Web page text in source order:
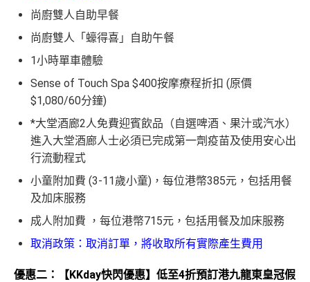
尚廚雙人自助早餐
尚廚雙人「蠔得喜」自助午餐
1小時單車體驗
Sense of Touch Spa $400按摩療程折扣 (原價
$1,080/60分鐘)
*大堂酒廊2人免費迎賓飲品（自選啤酒、果汁或汽水）
進入大堂酒廊人士必須已完成第一劑疫苗及使用安心出
行流動程式
小童附加費 (3-11歲小童)，每位港幣385元，包括用餐
及加床服務
成人附加費 ，每位港幣715元，包括用餐及加床服務
取消政策：取消訂單，將收取所有實際產生費用
優惠二：【KKday快閃優惠】低至4折預訂港九龍東皇冠假